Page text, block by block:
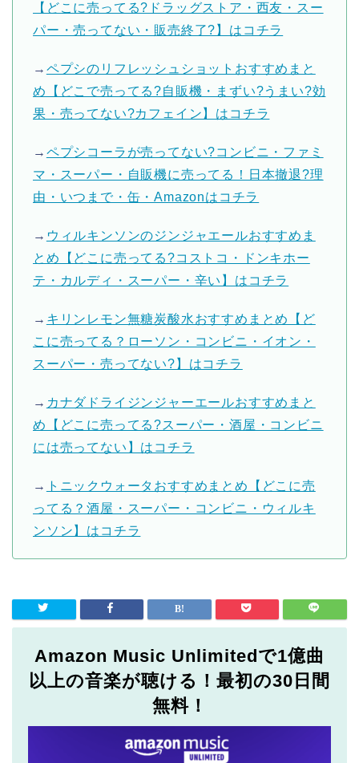
【どこに売ってる?ドラッグストア・西友・スー
パー・売ってない・販売終了?】はコチラ
→ ペプシのリフレッシュショットおすすめまと
め【どこで売ってる?自販機・まずい?うまい?効
果・売ってない?カフェイン】はコチラ
→ ペプシコーラが売ってない?コンビニ・ファミ
マ・スーパー・自販機に売ってる！日本撤退?理
由・いつまで・缶・Amazonはコチラ
→ ウィルキンソンのジンジャエールおすすめま
とめ【どこに売ってる?コストコ・ドンキホー
テ・カルディ・スーパー・辛い】はコチラ
→ キリンレモン無糖炭酸水おすすめまとめ【ど
こに売ってる？ローソン・コンビニ・イオン・
スーパー・売ってない?】はコチラ
→ カナダドライジンジャーエールおすすめまと
め【どこに売ってる?スーパー・酒屋・コンビニ
には売ってない】はコチラ
→ トニックウォータおすすめまとめ【どこに売
ってる？酒屋・スーパー・コンビニ・ウィルキ
ンソン】はコチラ
Amazon Music Unlimitedで1億曲
以上の音楽が聴ける！最初の30日間
無料！